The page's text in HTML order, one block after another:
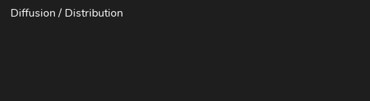
Diffusion / Distribution